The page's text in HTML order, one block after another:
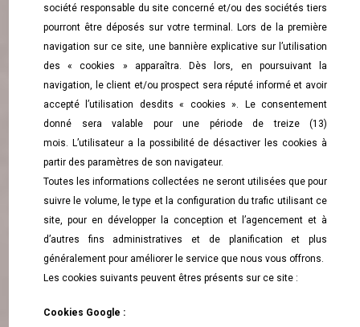
société responsable du site concerné et/ou des sociétés tiers
pourront être déposés sur votre terminal. Lors de la première
navigation sur ce site, une bannière explicative sur l’utilisation
des « cookies » apparaîtra. Dès lors, en poursuivant la
navigation, le client et/ou prospect sera réputé informé et avoir
accepté l’utilisation desdits « cookies ». Le consentement
donné sera valable pour une période de treize (13)
mois. L’utilisateur a la possibilité de désactiver les cookies à
partir des paramètres de son navigateur.
Toutes les informations collectées ne seront utilisées que pour
suivre le volume, le type et la configuration du trafic utilisant ce
site, pour en développer la conception et l’agencement et à
d’autres fins administratives et de planification et plus
généralement pour améliorer le service que nous vous offrons.
Les cookies suivants peuvent êtres présents sur ce site :
Cookies Google :